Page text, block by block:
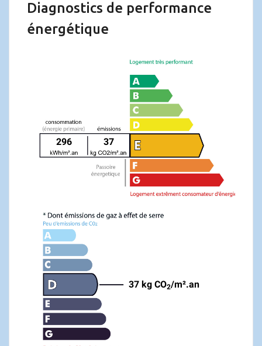
Diagnostics de performance
énergétique
296 37
37 kg CO2/m².an